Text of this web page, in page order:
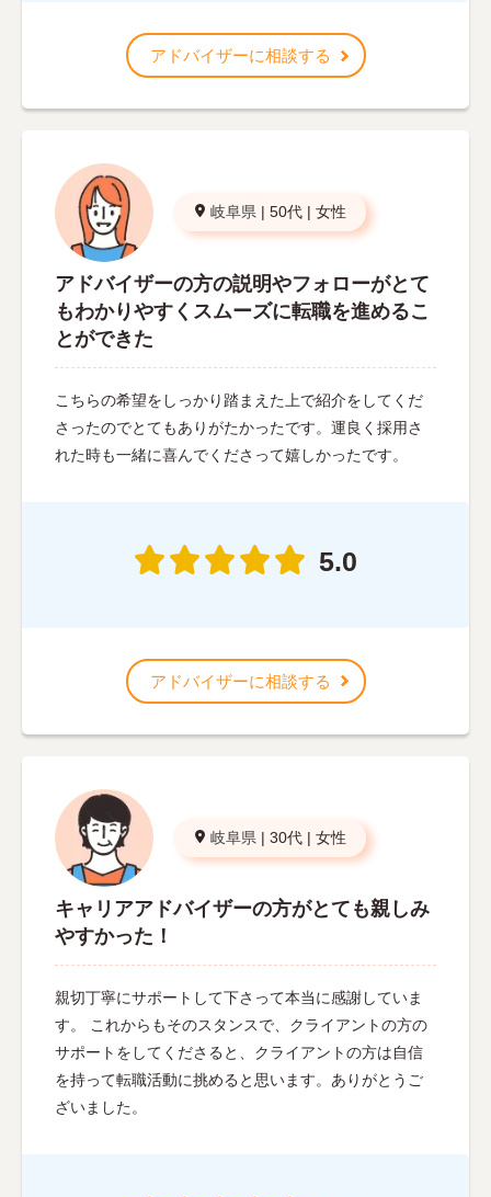
アドバイザーに相談する
岐阜県 | 50代 | 女性
アドバイザーの方の説明やフォローがとて
もわかりやすくスムーズに転職を進めるこ
とができた
こちらの希望をしっかり踏まえた上で紹介をしてくだ
さったのでとてもありがたかったです。運良く採用さ
れた時も一緒に喜んでくださって嬉しかったです。
5.0
アドバイザーに相談する
岐阜県 | 30代 | 女性
キャリアアドバイザーの方がとても親しみ
やすかった！
親切丁寧にサポートして下さって本当に感謝していま
す。 これからもそのスタンスで、クライアントの方の
サポートをしてくださると、クライアントの方は自信
を持って転職活動に挑めると思います。ありがとうご
ざいました。